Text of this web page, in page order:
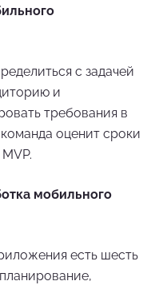
с задачей
и
требования в
оценит сроки
мобильного
есть шесть